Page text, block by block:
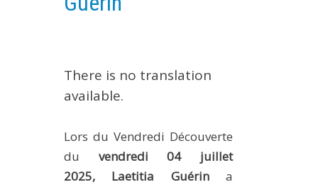
RESEARCH
CURRENT PROJECTS
COMPLETED PROJECTS
There is no translation
available.
Lors du Vendredi Découverte
du vendredi 04 juillet
2025, Laetitia Guérina